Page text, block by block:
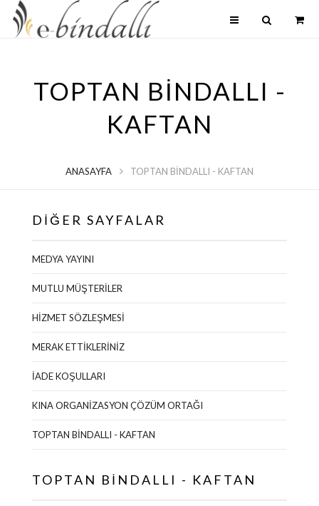
TOPTAN BİNDALLI -
KAFTAN
ANASAYFA TOPTAN BİNDALLI - KAFTAN
DİĞER SAYFALAR
MEDYA YAYINI
MUTLU MÜŞTERİLER
HİZMET SÖZLEŞMESİ
MERAK ETTİKLERİNİZ
İADE KOŞULLARI
KINA ORGANİZASYON ÇÖZÜM ORTAĞI
TOPTAN BİNDALLI - KAFTAN
TOPTAN BİNDALLI - KAFTAN